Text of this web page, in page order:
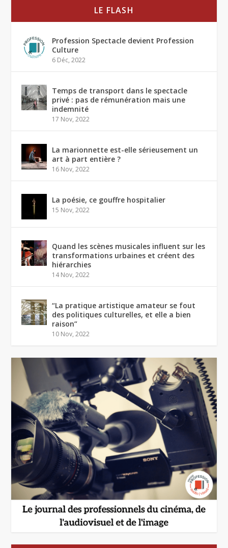
LE FLASH
Profession Spectacle devient Profession
Culture
6 Déc, 2022
Temps de transport dans le spectacle
privé : pas de rémunération mais une
indemnité
17 Nov, 2022
La marionnette est-elle sérieusement un
art à part entière ?
16 Nov, 2022
La poésie, ce gouffre hospitalier
15 Nov, 2022
Quand les scènes musicales influent sur les
transformations urbaines et créent des
hiérarchies
14 Nov, 2022
“La pratique artistique amateur se fout
des politiques culturelles, et elle a bien
raison”
10 Nov, 2022